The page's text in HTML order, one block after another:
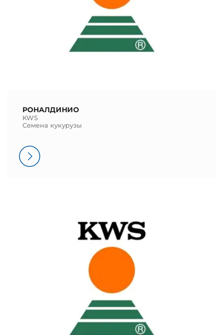
РОНАЛДИНИО
KWS
Семена кукурузы